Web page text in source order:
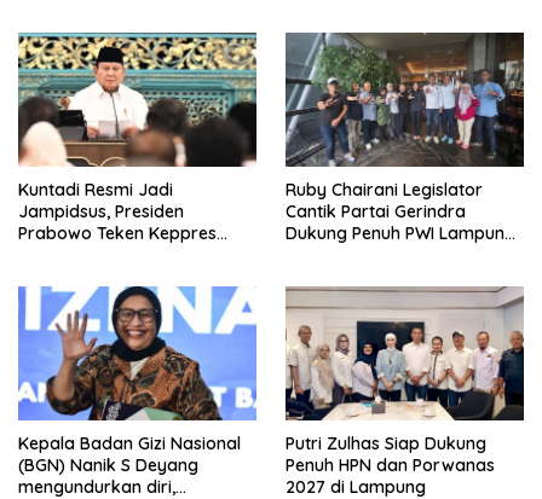
Kuntadi Resmi Jadi
Jampidsus, Presiden
Prabowo Teken Keppres
Ruby Chairani Legislator
Cantik Partai Gerindra
Dukung Penuh PWI Lampung
Kepala Badan Gizi Nasional
(BGN) Nanik S Deyang
mengundurkan diri,
Putri Zulhas Siap Dukung
Penuh HPN dan Porwanas
2027 di Lampung